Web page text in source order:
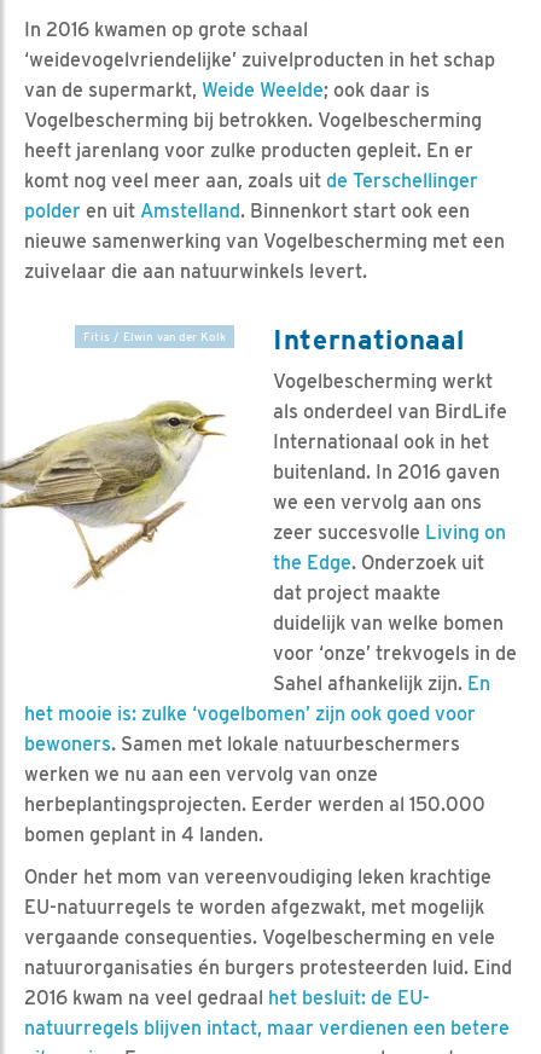
In 2016 kwamen op grote schaal
‘weidevogelvriendelijke’ zuivelproducten in het schap
van de supermarkt, Weide Weelde; ook daar is
Vogelbescherming bij betrokken. Vogelbescherming
heeft jarenlang voor zulke producten gepleit. En er
komt nog veel meer aan, zoals uit de Terschellinger
polder en uit Amstelland. Binnenkort start ook een
nieuwe samenwerking van Vogelbescherming met een
zuivelaar die aan natuurwinkels levert.
Fitis / Elwin van der Kolk Internationaal
Vogelbescherming werkt
als onderdeel van BirdLife
Internationaal ook in het
buitenland. In 2016 gaven
we een vervolg aan ons
zeer succesvolle Living on
the Edge. Onderzoek uit
dat project maakte
duidelijk van welke bomen
voor ‘onze’ trekvogels in de
Sahel afhankelijk zijn. En
het mooie is: zulke ‘vogelbomen’ zijn ook goed voor
bewoners. Samen met lokale natuurbeschermers
werken we nu aan een vervolg van onze
herbeplantingsprojecten. Eerder werden al 150.000
bomen geplant in 4 landen.
Onder het mom van vereenvoudiging leken krachtige
EU-natuurregels te worden afgezwakt, met mogelijk
vergaande consequenties. Vogelbescherming en vele
natuurorganisaties én burgers protesteerden luid. Eind
2016 kwam na veel gedraal het besluit: de EU-
natuurregels blijven intact, maar verdienen een betere